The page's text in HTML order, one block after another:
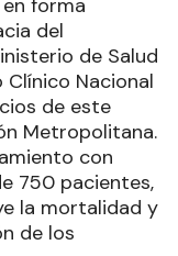
del
de Salud
Clínico Nacional
de este
Metropolitana.
con
750 pacientes,
la mortalidad y
de los